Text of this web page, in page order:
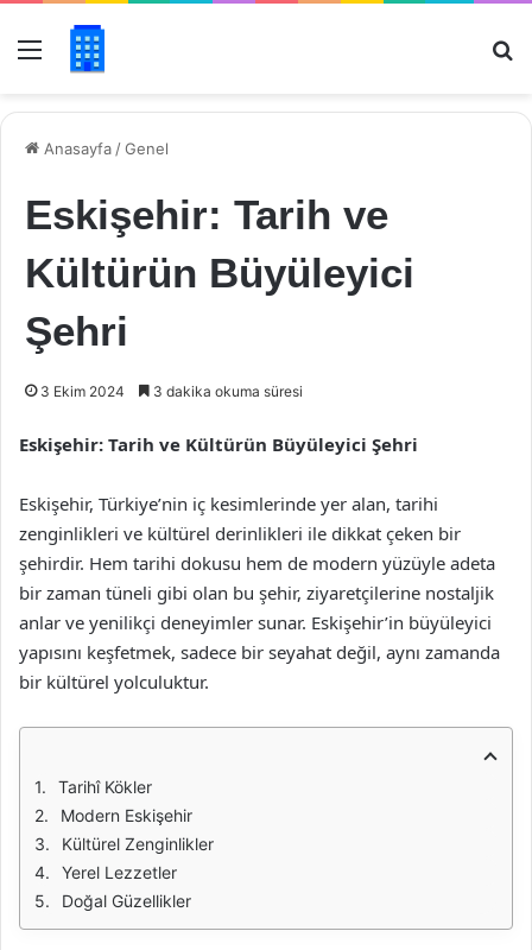
Menü
Anasayfa /Genel
Eskişehir: Tarih ve
Kültürün Büyüleyici
Şehri
3 Ekim 2024 3 dakika okuma süresi
Eskişehir: Tarih ve Kültürün Büyüleyici Şehri
Eskişehir, Türkiye’nin iç kesimlerinde yer alan, tarihi
zenginlikleri ve kültürel derinlikleri ile dikkat çeken bir
şehirdir. Hem tarihi dokusu hem de modern yüzüyle adeta
bir zaman tüneli gibi olan bu şehir, ziyaretçilerine nostaljik
anlar ve yenilikçi deneyimler sunar. Eskişehir’in büyüleyici
yapısını keşfetmek, sadece bir seyahat değil, aynı zamanda
bir kültürel yolculuktur.
Tarihî Kökler
Modern Eskişehir
Kültürel Zenginlikler
Yerel Lezzetler
Doğal Güzellikler